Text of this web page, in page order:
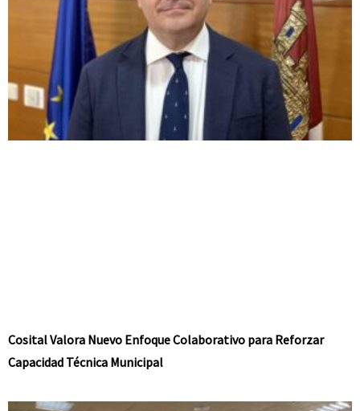
Cosital Valora Nuevo Enfoque Colaborativo para Reforzar
Capacidad Técnica Municipal